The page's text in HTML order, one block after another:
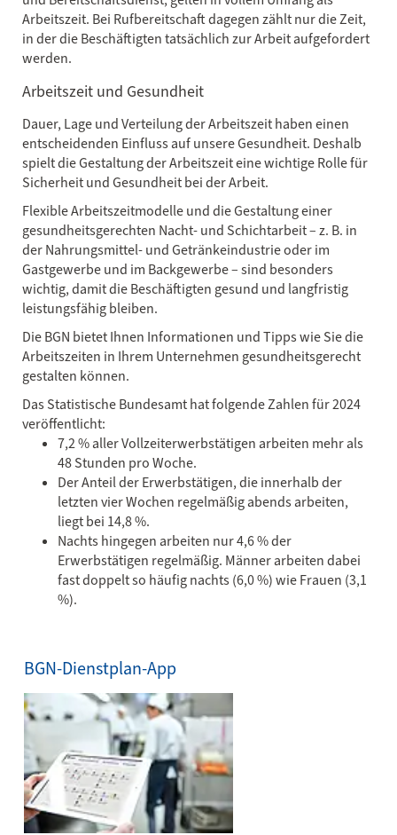
Arbeitszeit. Bei Rufbereitschaft dagegen zählt nur die Zeit,
in der die Beschäftigten tatsächlich zur Arbeit aufgefordert
werden.
Arbeitszeit und Gesundheit
Dauer, Lage und Verteilung der Arbeitszeit haben einen
entscheidenden Einfluss auf unsere Gesundheit. Deshalb
spielt die Gestaltung der Arbeitszeit eine wichtige Rolle für
Sicherheit und Gesundheit bei der Arbeit.
Flexible Arbeitszeitmodelle und die Gestaltung einer
gesundheitsgerechten Nacht- und Schichtarbeit – z. B. in
der Nahrungsmittel- und Getränkeindustrie oder im
Gastgewerbe und im Backgewerbe – sind besonders
wichtig, damit die Beschäftigten gesund und langfristig
leistungsfähig bleiben.
Die BGN bietet Ihnen Informationen und Tipps wie Sie die
Arbeitszeiten in Ihrem Unternehmen gesundheitsgerecht
gestalten können.
Das Statistische Bundesamt hat folgende Zahlen für 2024
veröffentlicht:
7,2 % aller Vollzeiterwerbstätigen arbeiten mehr als
48 Stunden pro Woche.
Der Anteil der Erwerbstätigen, die innerhalb der
letzten vier Wochen regelmäßig abends arbeiten,
liegt bei 14,8 %.
Nachts hingegen arbeiten nur 4,6 % der
Erwerbstätigen regelmäßig. Männer arbeiten dabei
fast doppelt so häufig nachts (6,0 %) wie Frauen (3,1
%).
BGN-Dienstplan-App